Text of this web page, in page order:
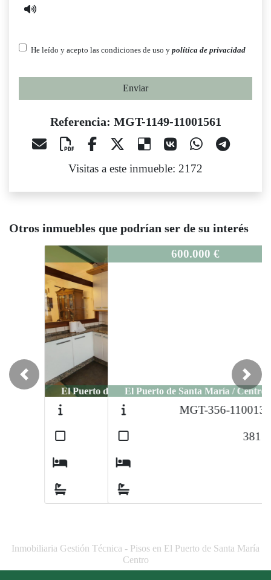
He leído y acepto las condiciones de uso y política de privacidad
Enviar
Referencia: MGT-1149-11001561
Visitas a este inmueble: 2172
Otros inmuebles que podrían ser de su interés
MGT-1149-11001561
El Puerto de Santa María / Centro
MGT-356-11001342
Previous Next
Inmobiliaria Gestión Técnica - Pisos en El Puerto de Santa María
Centro